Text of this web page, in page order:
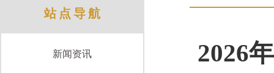
站点导航
新闻资讯 2026